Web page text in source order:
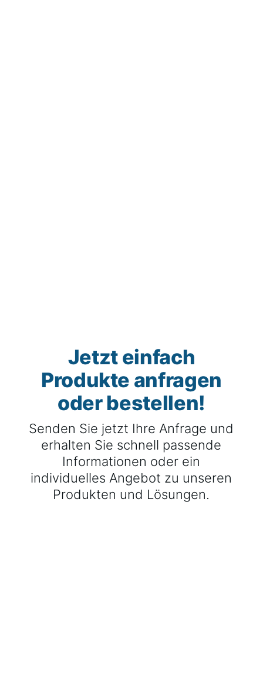
Jetzt einfach
Produkte anfragen
oder bestellen!
Senden Sie jetzt Ihre Anfrage und
erhalten Sie schnell passende
Informationen oder ein
individuelles Angebot zu unseren
Produkten und Lösungen.